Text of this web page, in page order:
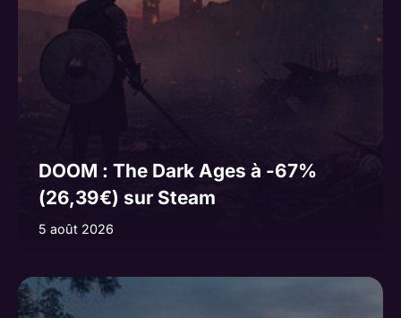
DOOM : The Dark Ages à -67%
(26,39€) sur Steam
5 août 2026